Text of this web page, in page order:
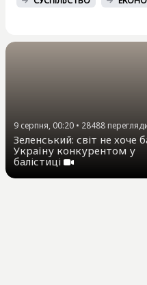
9 серпня, 00:20 • 28488
Зеленський: світ не хоче
Україну конкурентом у
балістиці